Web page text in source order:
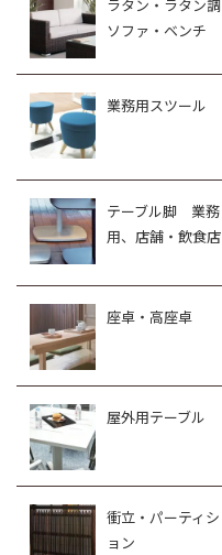
ラタン・ラタン調
ソファ・ベンチ
業務用スツール
テーブル脚 業務
用、店舗・飲食店
座卓・高座卓
屋外用テーブル
衝立・パーティシ
ョン